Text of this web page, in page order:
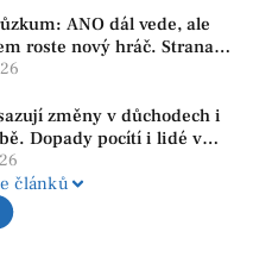
ANO dál vede, ale
roste nový hráč. Strana
mezi menšími
změny v důchodech i
Dopady pocítí i lidé v
článků